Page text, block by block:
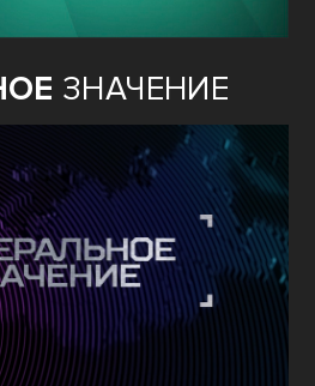
ЗНАЧЕНИЕ